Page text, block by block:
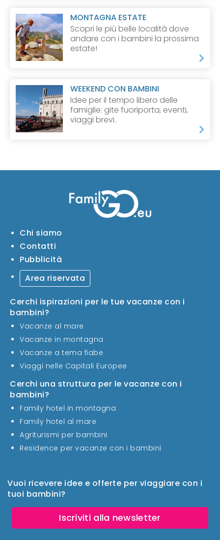
MONTAGNA ESTATE
Scopri le più belle località dove
andare con i bambini la prossima
estate!
WEEKEND CON BAMBINI
Idee per il tempo libero delle
famiglie: gite fuoriporta, eventi,
viaggi brevi.
Vuoi ricevere idee e offerte per viaggiare con i
tuoi bambini?
Iscriviti alla newsletter
Chi siamo
Contatti
Pubblicità
Area riservata
Cerchi ispirazioni per le tue vacanze con i
bambini?
Vacanze al mare
Vacanze in montagna
Vacanze a tema fiabe
Viaggi nelle Capitali Europee
Cerchi una struttura per le vacanze con i
bambini?
Family hotel in montagna
Family hotel al mare
Agriturismi per bambini
Residence per vacanze con i bambini